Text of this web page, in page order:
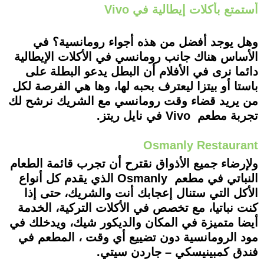
أستمتع بأكلات إيطالية في Vivo
وهل يوجد أفضل من هذه أجواء رومانسية؟ في
الأساس هناك جانب رومانسي في الأكلات الإيطالية
دائما نرى في الأفلام أن البطل يدعو البطلة على
باستا أو بيتزا ليعترف بحبه لها، وها هي الفرصة لكل
من يريد قضاء وقت رومانسي مع الشريك نرشح لك
تجربة مطعم Vivo في نايل ريتز.
Osmanly Restaurant
ولإرضاء جميع الأذواق نقترح أن تجرب قائمة الطعام
النباتي في مطعم Osmanly الذي يقدم كل أنواع
الأكل التي ستنال إعجابك أنت والشريك، حتى إذا
كنت نباتيا، مع تخصص في الأكلات التركية، الخدمة
أيضا متميزة في المكان والديكور شيك، ويدخلك في
مود الرومانسية دون تضييع أي وقت ، المطعم في
فندق كمبينيسكي – جاردن سيتي.